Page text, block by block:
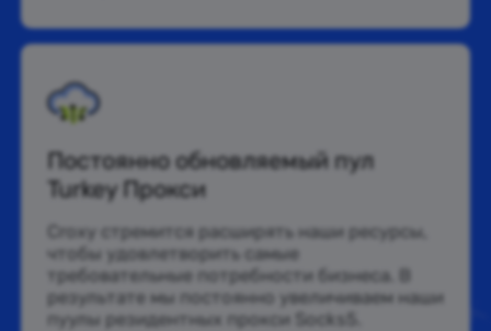
Постоянно обновляемый пул
Turkey Прокси
Croxy стремится расширять наши ресурсы,
чтобы удовлетворить самые
требовательные потребности бизнеса. В
результате мы постоянно увеличиваем наши
пуулы резидентных прокси Socks5.